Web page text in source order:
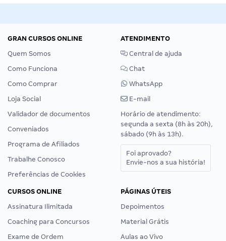
GRAN CURSOS ONLINE
Quem Somos
Como Funciona
Como Comprar
Loja Social
Validador de documentos
Conveniados
Programa de Afiliados
Trabalhe Conosco
Preferências de Cookies
ATENDIMENTO
Central de ajuda
Chat
WhatsApp
E-mail
Horário de atendimento:
segunda a sexta (8h às 20h),
sábado (9h às 13h).
Foi aprovado?
Envie-nos a sua história!
CURSOS ONLINE
Assinatura Ilimitada
Coaching para Concursos
Exame de Ordem
PÁGINAS ÚTEIS
Depoimentos
Material Grátis
Aulas ao Vivo